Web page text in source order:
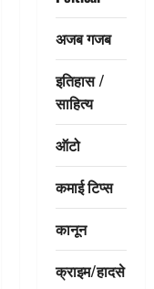
अजब गजब
इतिहास /
साहित्य
ऑटो
कमाई टिप्स
कानून
क्राइम/हादसे